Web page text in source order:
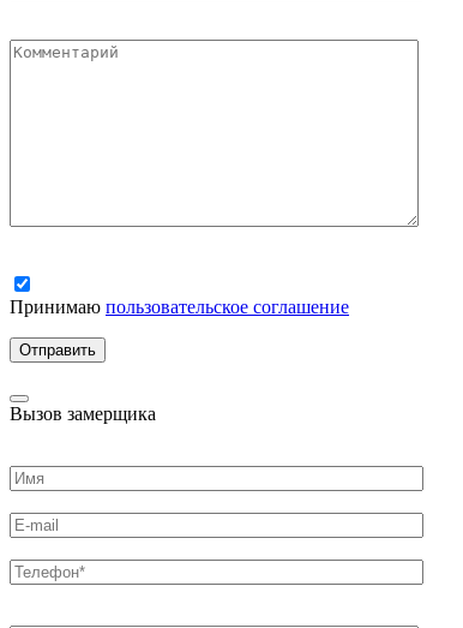
Принимаю пользовательское соглашение
Вызов замерщика